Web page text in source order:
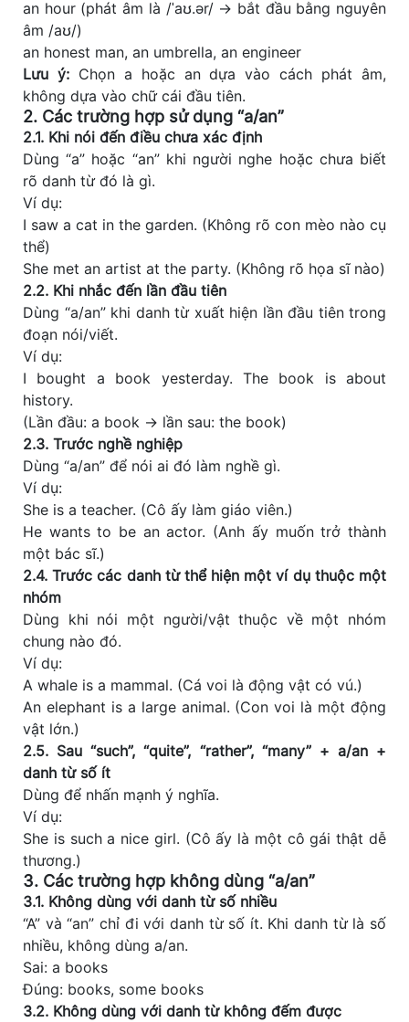
an hour (phát âm là /ˈaʊ.ər/ → bắt đầu bằng nguyên
âm /aʊ/)
an honest man, an umbrella, an engineer
Lưu ý:Chọn a hoặc an dựa vào cách phát âm,
không dựa vào chữ cái đầu tiên.
2. Các trường hợp sử dụng “a/an”
2.1. Khi nói đến điều chưa xác định
Dùng “a” hoặc “an” khi người nghe hoặc chưa biết
rõ danh từ đó là gì.
Ví dụ:
I saw a cat in the garden. (Không rõ con mèo nào cụ
thể)
She met an artist at the party. (Không rõ họa sĩ nào)
2.2. Khi nhắc đến lần đầu tiên
Dùng “a/an” khi danh từ xuất hiện lần đầu tiên trong
đoạn nói/viết.
Ví dụ:
I bought a book yesterday. The book is about
history.
(Lần đầu: a book → lần sau: the book)
2.3. Trước nghề nghiệp
Dùng “a/an” để nói ai đó làm nghề gì.
Ví dụ:
She is a teacher. (Cô ấy làm giáo viên.)
He wants to be an actor. (Anh ấy muốn trở thành
một bác sĩ.)
2.4. Trước các danh từ thể hiện một ví dụ thuộc một
nhóm
Dùng khi nói một người/vật thuộc về một nhóm
chung nào đó.
Ví dụ:
A whale is a mammal. (Cá voi là động vật có vú.)
An elephant is a large animal. (Con voi là một động
vật lớn.)
2.5. Sau “such”, “quite”, “rather”, “many” + a/an +
danh từ số ít
Dùng để nhấn mạnh ý nghĩa.
Ví dụ:
She is such a nice girl. (Cô ấy là một cô gái thật dễ
thương.)
3. Các trường hợp không dùng “a/an”
3.1. Không dùng với danh từ số nhiều
“A” và “an” chỉ đi với danh từ số ít. Khi danh từ là số
nhiều, không dùng a/an.
Sai: a books
Đúng: books, some books
3.2. Không dùng với danh từ không đếm được